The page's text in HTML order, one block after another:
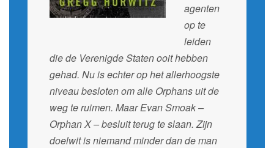
agenten
op te
leiden
die de Verenigde Staten ooit hebben
gehad. Nu is echter op het allerhoogste
niveau besloten om alle Orphans uit de
weg te ruimen. Maar Evan Smoak –
Orphan X – besluit terug te slaan. Zijn
doelwit is niemand minder dan de man